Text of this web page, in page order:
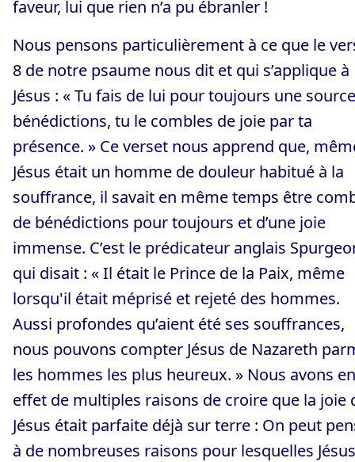
faveur, lui que rien n’a pu ébranler !
Nous pensons particulièrement à ce que le
8 de notre psaume nous dit et qui s’applique à
Jésus : « Tu fais de lui pour toujours une
bénédictions, tu le combles de joie par ta
présence. » Ce verset nous apprend que,
Jésus était un homme de douleur habitué à la
souffrance, il savait en même temps être
de bénédictions pour toujours et d’une joie
immense. C’est le prédicateur anglais
qui disait : « Il était le Prince de la Paix, même
lorsqu'il était méprisé et rejeté des hommes.
Aussi profondes qu’aient été ses souffrances,
nous pouvons compter Jésus de Nazareth
les hommes les plus heureux. » Nous avons en
effet de multiples raisons de croire que la joie
Jésus était parfaite déjà sur terre : On peut
à de nombreuses raisons pour lesquelles Jésus